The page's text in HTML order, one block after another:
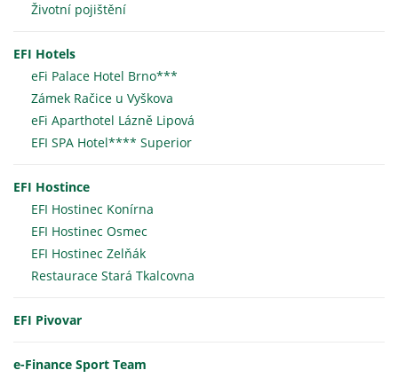
Životní pojištění
EFI Hotels
eFi Palace Hotel Brno***
Zámek Račice u Vyškova
eFi Aparthotel Lázně Lipová
EFI SPA Hotel**** Superior
EFI Hostince
EFI Hostinec Konírna
EFI Hostinec Osmec
EFI Hostinec Zelňák
Restaurace Stará Tkalcovna
EFI Pivovar
e-Finance Sport Team